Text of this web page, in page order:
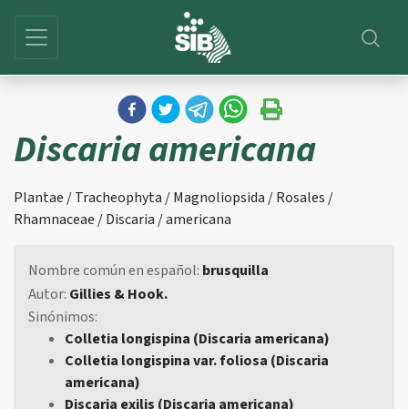
Discaria americana
Plantae / Tracheophyta / Magnoliopsida / Rosales /
Rhamnaceae / Discaria / americana
Nombre común en español: brusquilla
Autor: Gillies & Hook.
Sinónimos:
Colletia longispina (Discaria americana)
Colletia longispina var. foliosa (Discaria
americana)
Discaria exilis (Discaria americana)